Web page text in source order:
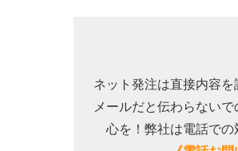
ネット発注は直接内容
メールだと伝わらない
心を！弊社は電話で